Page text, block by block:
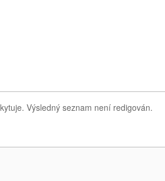
Výsledný seznam není redigován.